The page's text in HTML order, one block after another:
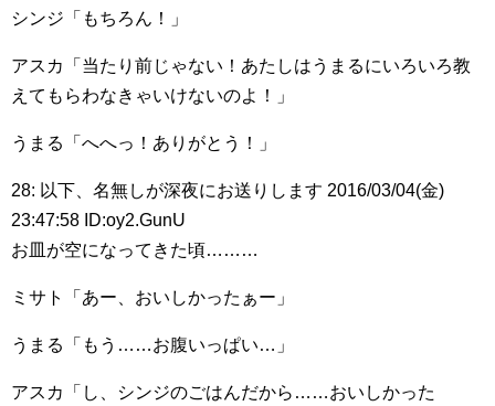
シンジ「もちろん！」
アスカ「当たり前じゃない！あたしはうまるにいろいろ教
えてもらわなきゃいけないのよ！」
うまる「へへっ！ありがとう！」
28: 以下、名無しが深夜にお送りします 2016/03/04(金)
23:47:58 ID:oy2.GunU
お皿が空になってきた頃………
ミサト「あー、おいしかったぁー」
うまる「もう……お腹いっぱい…」
アスカ「し、シンジのごはんだから……おいしかった